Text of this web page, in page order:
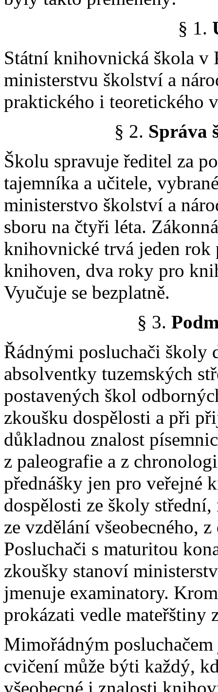
§ 1.
Státní knihovnická škola v
ministerstvu školství a
praktického i teoretického
§ 2. Správa
Školu spravuje ředitel za
tajemníka a učitele,
ministerstvo školství a
sboru na čtyři léta.
knihovnické trvá jeden
knihoven, dva roky pro
Vyučuje se bezplatně.
§ 3.
Řádnými posluchači školy
absolventky tuzemských
postavených škol
zkoušku dospělosti a při
důkladnou znalost
z paleografie a z
přednášky jen pro veřejné
dospělosti ze školy
ze vzdělání všeobecného,
Posluchači s maturitou
zkoušky stanoví
jmenuje examinatory.
prokázati vedle mateřštiny
Mimořádným
cvičení může býti každý,
všeobecné i znalosti